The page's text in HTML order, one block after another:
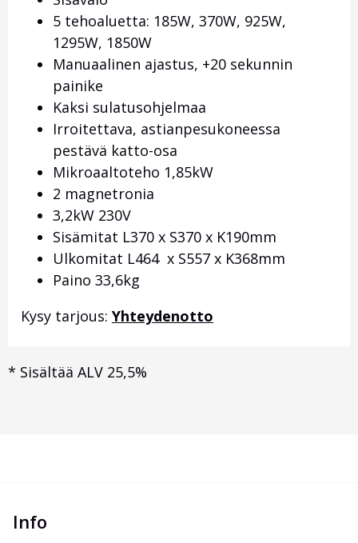
5 tehoaluetta: 185W, 370W, 925W,
1295W, 1850W
Manuaalinen ajastus, +20 sekunnin
painike
Kaksi sulatusohjelmaa
Irroitettava, astianpesukoneessa
pestävä katto-osa
Mikroaaltoteho 1,85kW
2 magnetronia
3,2kW 230V
Sisämitat L370 x S370 x K190mm
Ulkomitat L464 x S557 x K368mm
Paino 33,6kg
Kysy tarjous: Yhteydenotto
* Sisältää ALV 25,5%
Info